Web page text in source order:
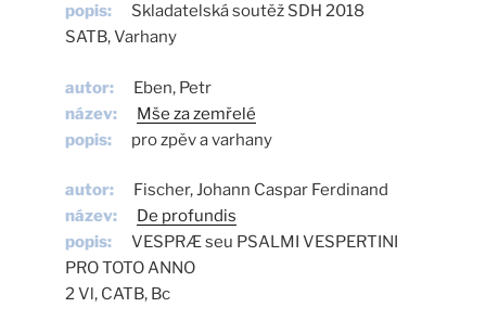
popis
Skladatelská soutěž SDH 2018
SATB, Varhany
autor
Eben, Petr
název
Mše za zemřelé
popis
pro zpěv a varhany
autor
Fischer, Johann Caspar Ferdinand
název
De profundis
popis
VESPRÆ seu PSALMI VESPERTINI
PRO TOTO ANNO
2 Vl, CATB, Bc